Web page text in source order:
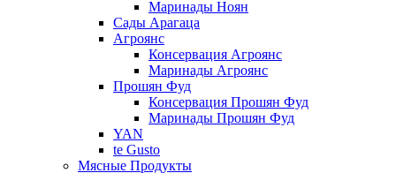
Маринады Ноян
Сады Арагаца
Агроянс
Консервация Агроянс
Маринады Агроянс
Прошян Фуд
Консервация Прошян Фуд
Маринады Прошян Фуд
YAN
te Gusto
Мясные Продукты